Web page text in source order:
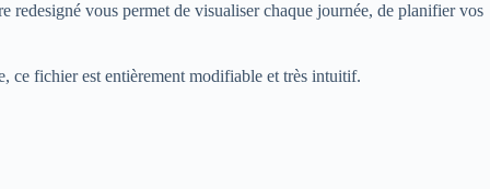
redesigné vous permet de visualiser chaque journée, de planifier vos
ce fichier est entièrement modifiable et très intuitif.